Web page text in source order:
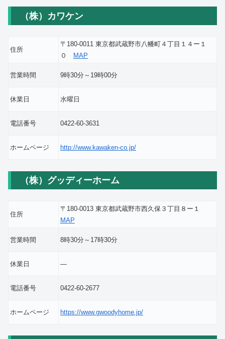
（株）カワケン
住所
〒180-0011 東京都武蔵野市八幡町４丁目１４ー１
０
MAP
営業時間 9時30分～19時00分
休業日 水曜日
電話番号 0422-60-3631
ホームページ http://www.kawaken-co.jp/
（株）グッディーホーム
住所
〒180-0013 東京都武蔵野市西久保３丁目８ー１
MAP
営業時間 8時30分～17時30分
休業日 ―
電話番号 0422-60-2677
ホームページ https://www.gwoodyhome.jp/